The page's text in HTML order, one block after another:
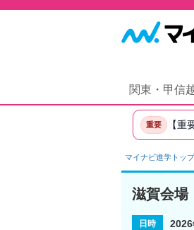
関東・甲信
重要 【
マイナビ進学トップ
滋賀会場
日時